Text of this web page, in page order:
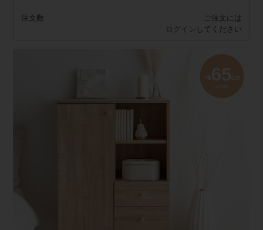
注文数
ご注文には
ログイン してください